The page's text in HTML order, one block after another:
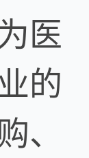
医
的
、